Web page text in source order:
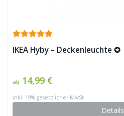
IKEA Hyby – Deckenleuchte ✪
ab 14,99 €
inkl. 19% gesetzlicher MwSt.
Details